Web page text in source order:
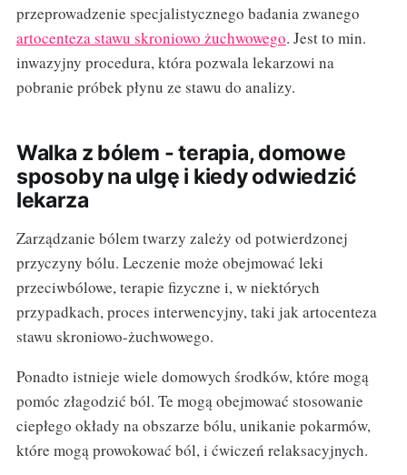
przeprowadzenie specjalistycznego badania zwanego
artocenteza stawu skroniowo żuchwowego. Jest to min.
inwazyjny procedura, która pozwala lekarzowi na
pobranie próbek płynu ze stawu do analizy.
Walka z bólem - terapia, domowe
sposoby na ulgę i kiedy odwiedzić
lekarza
Zarządzanie bólem twarzy zależy od potwierdzonej
przyczyny bólu. Leczenie może obejmować leki
przeciwbólowe, terapie fizyczne i, w niektórych
przypadkach, proces interwencyjny, taki jak artocenteza
stawu skroniowo-żuchwowego.
Ponadto istnieje wiele domowych środków, które mogą
pomóc złagodzić ból. Te mogą obejmować stosowanie
ciepłego okłady na obszarze bólu, unikanie pokarmów,
które mogą prowokować ból, i ćwiczeń relaksacyjnych.